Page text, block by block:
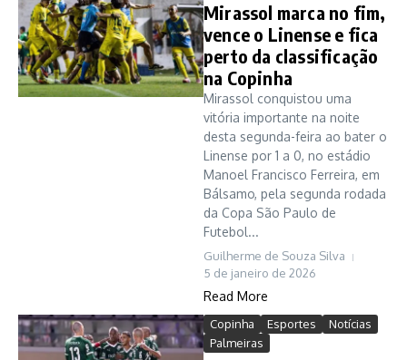
Mirassol marca no fim,
vence o Linense e fica
perto da classificação
na Copinha
Mirassol conquistou uma
vitória importante na noite
desta segunda-feira ao bater o
Linense por 1 a 0, no estádio
Manoel Francisco Ferreira, em
Bálsamo, pela segunda rodada
da Copa São Paulo de
Futebol...
Guilherme de Souza Silva
5 de janeiro de 2026
Read More
Copinha Esportes
Notícias
Palmeiras